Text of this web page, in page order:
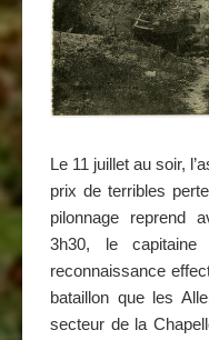
Le 11 juillet au soir,
prix de terribles
pilonnage reprend
3h30, le
reconnaissance
bataillon que les
secteur de la